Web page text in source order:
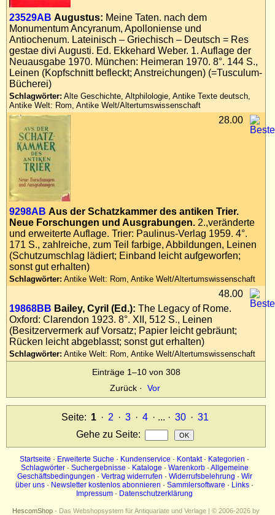
23529AB Augustus: Meine Taten. nach dem
Monumentum Ancyranum, Apolloniense und
Antiochenum. Lateinisch – Griechisch – Deutsch = Res
gestae divi Augusti. Ed. Ekkehard Weber. 1. Auflage der
Neuausgabe 1970. München: Heimeran 1970. 8°. 144 S.,
Leinen (Kopfschnitt befleckt; Anstreichungen) (=Tusculum-
Bücherei)
Schlagwörter: Alte Geschichte, Altphilologie, Antike Texte deutsch,
Antike Welt: Rom, Antike Welt/Altertumswissenschaft
9298AB Aus der Schatzkammer des antiken Trier.
Neue Forschungen und Ausgrabungen. 2.,veränderte
und erweiterte Auflage. Trier: Paulinus-Verlag 1959. 4°.
171 S., zahlreiche, zum Teil farbige, Abbildungen, Leinen
(Schutzumschlag lädiert; Einband leicht aufgeworfen;
sonst gut erhalten)
Schlagwörter: Antike Welt: Rom, Antike Welt/Altertumswissenschaft
28.00
19868BB Bailey, Cyril (Ed.): The Legacy of Rome.
Oxford: Clarendon 1923. 8°. XII, 512 S., Leinen
(Besitzervermerk auf Vorsatz; Papier leicht gebräunt;
Rücken leicht abgeblasst; sonst gut erhalten)
Schlagwörter: Antike Welt: Rom, Antike Welt/Altertumswissenschaft
48.00
Einträge 1–10 von 308
Zurück· Vor
Seite: 1 · 2 · 3 · 4 · ... · 30 · 31
Gehe zu Seite:
Startseite · Erweiterte Suche · Kundenservice · Kontakt· Kategorien ·
Schlagwörter· Suchergebnisse · Kataloge · Warenkorb· Allgemeine
Geschäftsbedingungen · Vertrag widerrufen · Widerrufsbelehrung · Wir
über uns · Newsletter kostenlos abonnieren · Sammlersoftware · Links ·
Impressum · Datenschutzerklärung
HescomShop - Das Webshopsystem für Antiquariate und Verlage | © 2006-2026 by